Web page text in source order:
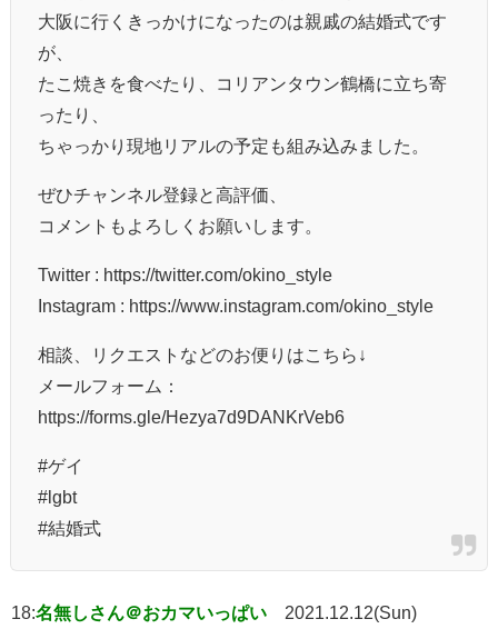
大阪に行くきっかけになったのは親戚の結婚式です
が、
たこ焼きを食べたり、コリアンタウン鶴橋に立ち寄
ったり、
ちゃっかり現地リアルの予定も組み込みました。
ぜひチャンネル登録と高評価、
コメントもよろしくお願いします。
Twitter : https://twitter.com/okino_style
Instagram : https://www.instagram.com/okino_style
相談、リクエストなどのお便りはこちら↓
メールフォーム：
https://forms.gle/Hezya7d9DANKrVeb6
#ゲイ
#lgbt
#結婚式
18:名無しさん＠おカマいっぱい
2021.12.12(Sun)